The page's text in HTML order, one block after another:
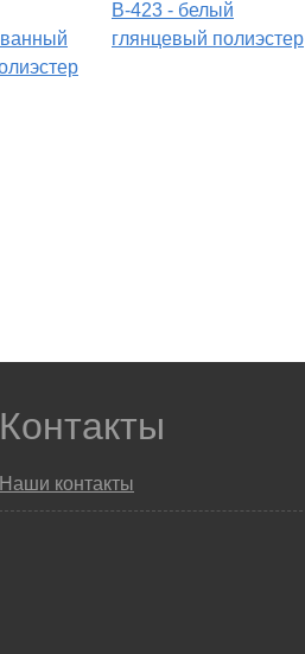
B-423 - белый
глянцевый полиэстер
Контакты
Наши контакты